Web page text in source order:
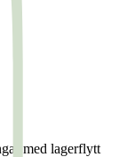
med lagerflytt